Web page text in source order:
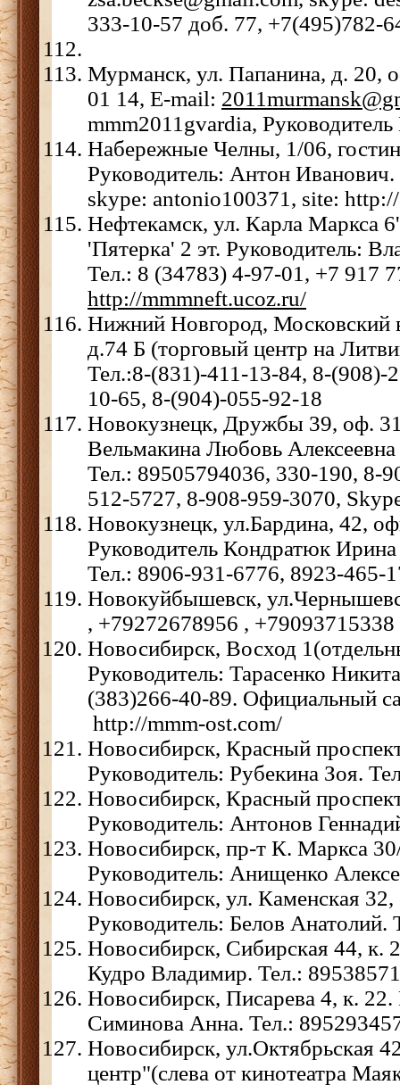
333-10-57 доб. 77, +7(495)782-
Мурманск, ул. Папанина, д. 20,
01 14, Е-mail:
mmm2011gvardia,
Набережные Челны, 1/06,
Руководитель: Антон
skype: antonio100371, site:
Нефтекамск, ул. Карла Маркса
'Пятерка' 2 эт. Руководитель:
Тел.: 8 (34783) 4-97-01, +7 917
http://mmmneft.ucoz.ru/
Нижний Новгород, Московский
д.74 Б (торговый центр на
Тел.:8-(831)-411-13-84, 8-(908)-
10-65, 8-(904)-055-92-18
Новокузнецк, Дружбы 39, оф.
Вельмакина Любовь Алексеевна
Тел.: 89505794036, 330-190, 8-
512-5727, 8-908-959-3070,
Новокузнецк, ул.Бардина, 42,
Руководитель Кондратюк
Тел.: 8906-931-6776, 8923-465-
Новокуйбышевск,
, +79272678956 , +79093715338
Новосибирск, Восход
Руководитель: Тарасенко
(383)266-40-89. Официальный
http://mmm-ost.com/
Новосибирск, Красный
Руководитель: Рубекина Зоя.
Новосибирск, Красный
Руководитель: Антонов
Новосибирск, пр-т К. Маркса
Руководитель: Анищенко
Новосибирск, ул. Каменская
Руководитель: Белов Анатолий.
Новосибирск, Сибирская 44, к.
Кудро Владимир. Тел.:
Новосибирск, Писарева 4, к. 22.
Симинова Анна. Тел.:
Новосибирск, ул.Октябрьская
центр"(слева от кинотеатра